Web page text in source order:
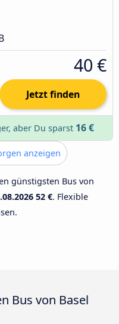
40 €
Jetzt finden
aber Du sparst 16 €
anzeigen
günstigsten Bus von
52 €. Flexible
Bus von Basel